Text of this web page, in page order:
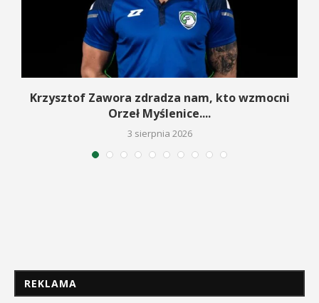
Krzysztof Zawora zdradza nam, kto wzmocni
Orzeł Myślenice....
3 sierpnia 2026
REKLAMA